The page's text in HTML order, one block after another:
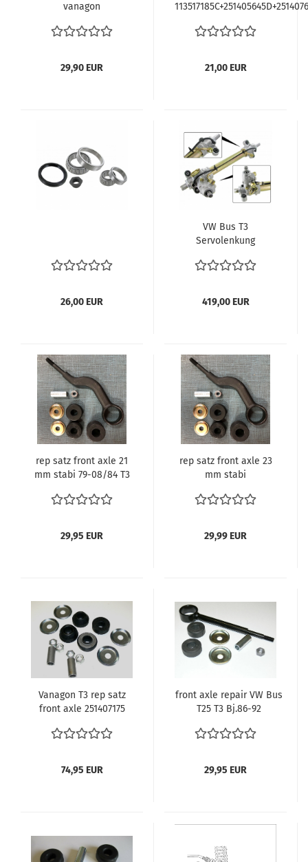
vanagon
29,90 EUR 21,00 EUR
26,00 EUR
VW Bus T3
Servolenkung
251422061 Lenkhilfe T3
419,00 EUR
rep satz front axle 21
mm stabi 79-08/84 T3
29,95 EUR
rep satz front axle 23
mm stabi
29,99 EUR
Vanagon T3 rep satz
front axle 251407175
251407069
74,95 EUR
front axle repair VW Bus
T25 T3 Bj.86-92
vergl. 251411051A,
171512337
29,95 EUR